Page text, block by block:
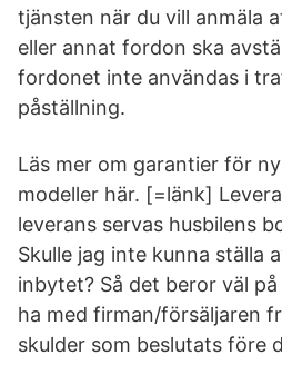
tjänsten när du vill anmäla
eller annat fordon ska
fordonet inte användas i
påställning.
Läs mer om garantier för
modeller här. [=länk]
leverans servas husbilens
Skulle jag inte kunna ställa
inbytet? Så det beror väl
ha med firman/försäljaren
skulder som beslutats före